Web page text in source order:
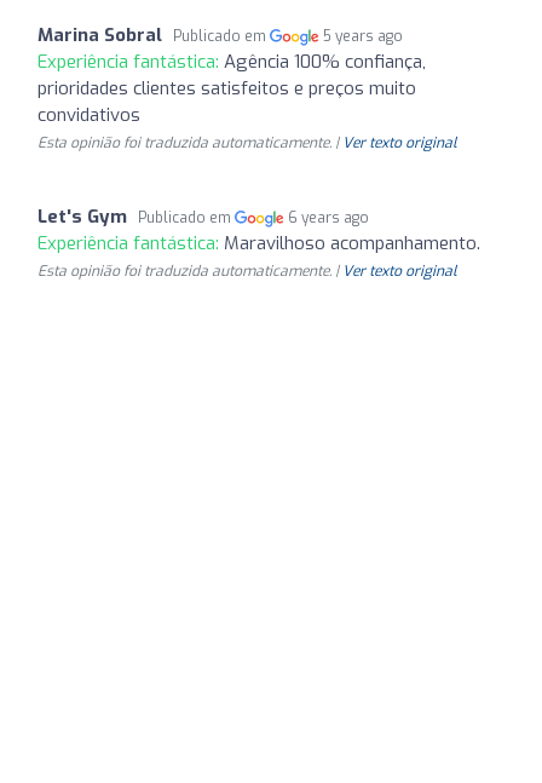
Marina Sobral Publicado em 5 years ago
Experiência fantástica: Agência 100% confiança,
prioridades clientes satisfeitos e preços muito
convidativos
Esta opinião foi traduzida automaticamente. | Ver texto original
Let's Gym Publicado em 6 years ago
Experiência fantástica: Maravilhoso acompanhamento.
Esta opinião foi traduzida automaticamente. | Ver texto original